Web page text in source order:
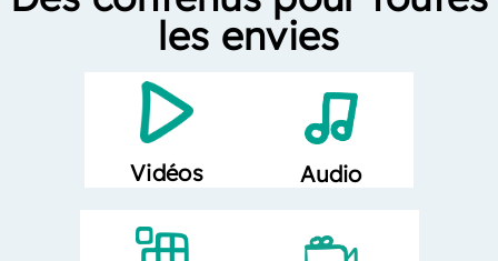
les envies
Vidéos Audio